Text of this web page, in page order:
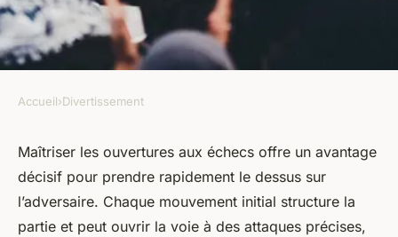
Top openings aux échecs :
stratégies pour gagner
rapidement
Accueil›Divertissement
Maîtriser les ouvertures aux échecs offre un avantage
décisif pour prendre rapidement le dessus sur
l’adversaire. Chaque mouvement initial structure la
partie et peut ouvrir la voie à des attaques précises,